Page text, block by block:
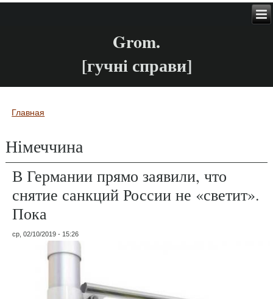
Grom.
[гучні справи]
Вы здесь
Главная
Німеччина
В Германии прямо заявили, что
снятие санкций России не «светит».
Пока
ср, 02/10/2019 - 15:26